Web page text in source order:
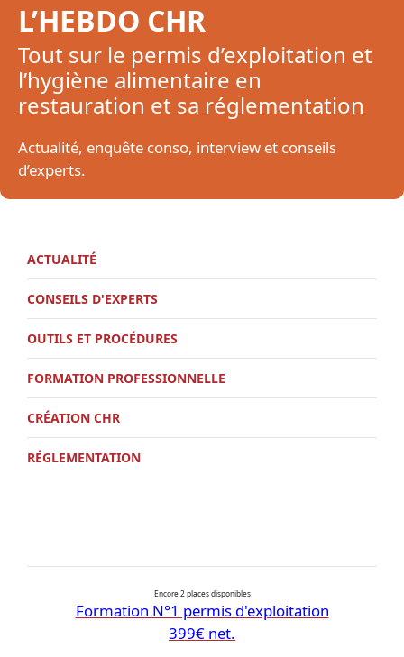
L’HEBDO CHR
Tout sur le permis d’exploitation et
l’hygiène alimentaire en
restauration et sa réglementation
Actualité, enquête conso, interview et conseils
d’experts.
ACTUALITÉ
CONSEILS D'EXPERTS
OUTILS ET PROCÉDURES
FORMATION PROFESSIONNELLE
CRÉATION CHR
RÉGLEMENTATION
Encore 2 places disponibles
Formation N°1 permis d'exploitation
399€ net.